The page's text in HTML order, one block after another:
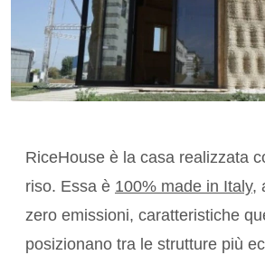
RiceHouse è la casa realizzata
riso. Essa è 100% made in Italy,
zero emissioni, caratteristiche
posizionano tra le strutture più